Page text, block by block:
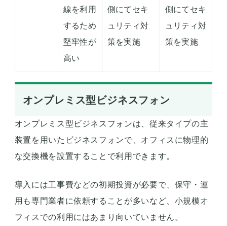
線を利用
するため
堅牢性が
高い
側にてセキ
ュリティ対
策を実施
側にてセキ
ュリティ対
策を実施
オンプレミス型ビジネスフォン
オンプレミス型ビジネスフォンは、従来タイプの主
装置を用いたビジネスフォンで、オフィスに物理的
な交換機を設置することで利用できます。
導入には工事費などの初期投資が必要で、保守・運
用も専門業者に依頼することが多いなど、小規模オ
フィスでの利用にはあまり向いていません。